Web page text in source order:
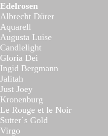
Edelrosen
Albrecht Dürer
Aquarell
Augusta Luise
Candlelight
Gloria Dei
Ingid Bergmann
Jalitah
Just Joey
Kronenburg
Le Rouge et le Noir
Sutter´s Gold
Virgo